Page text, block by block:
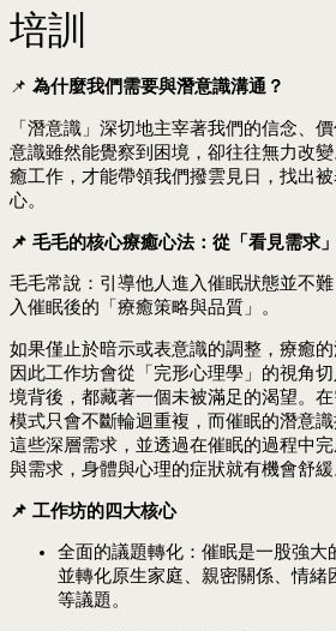
培訓
📌 為什麼我們需要與潛意識溝通？
「潛意識」深切地主宰著我們的信念、
意識雖然能覺察到困境，卻往往無力改
癒工作，才能帶領我們撥雲見日，找出
心。
📌 毛毛的核心療癒心法：從「看見需求
毛毛常說：引導他人進入催眠狀態並不
入催眠後的「療癒策略與品質」。
如果僅止於暗示或表意識的調整，療癒的
因此工作坊會從「完形心理學」的視角
境背後，都藏著一個未被滿足的渴望。
模式只會不斷輪迴重複，而催眠的潛意
這些深層需求，並透過在催眠的過程中
與需求，身體與心理的症狀就有機會舒緩
📌 工作坊的四大核心
全面的議題轉化：催眠是一股強大
並轉化原生家庭、親密關係、情緒
等議題。